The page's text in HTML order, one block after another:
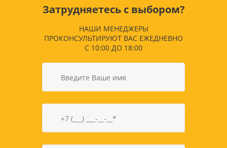
Затрудняетесь с выбором?
НАШИ МЕНЕДЖЕРЫ
ПРОКОНСУЛЬТИРУЮТ ВАС ЕЖЕДНЕВНО
С 10:00 ДО 18:00